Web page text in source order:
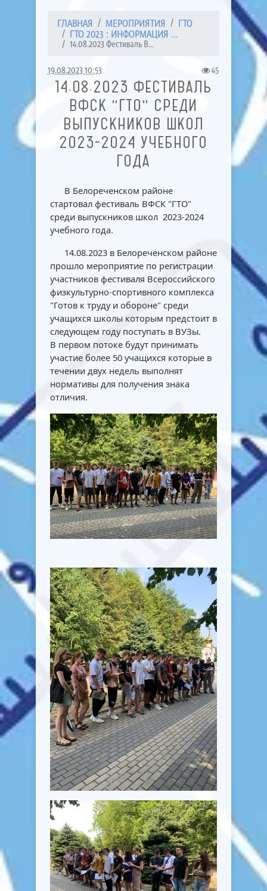
ГЛАВНАЯ МЕРОПРИЯТИЯ
ГТО
ГТО 2023 : ИНФОРМАЦИЯ ...
14.08.2023 Фестиваль В...
19.08.2023 10:53 45
14.08.2023 ФЕСТИВАЛЬ
ВФСК "ГТО" СРЕДИ
ВЫПУСКНИКОВ ШКОЛ
2023-2024 УЧЕБНОГО
ГОДА
В Белореченском районе
стартовал фестиваль ВФСК "ГТО"
среди выпускников школ 2023-2024
учебного года.
14.08.2023 в Белореченском районе
прошло мероприятие по регистрации
участников фестиваля Всероссийского
физкультурно-спортивного комплекса
"Готов к труду и обороне" среди
учащихся школы которым предстоит в
следующем году поступать в ВУЗы.
В первом потоке будут принимать
участие более 50 учащихся которые в
течении двух недель выполнят
нормативы для получения знака
отличия.